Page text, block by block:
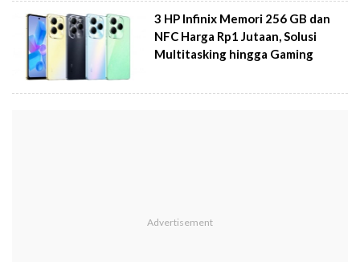
3 HP Infinix Memori 256 GB dan
NFC Harga Rp1 Jutaan, Solusi
Multitasking hingga Gaming